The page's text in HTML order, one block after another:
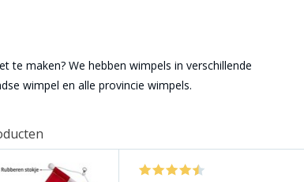
maken? We hebben wimpels in verschillende
wimpel en alle provincie wimpels.